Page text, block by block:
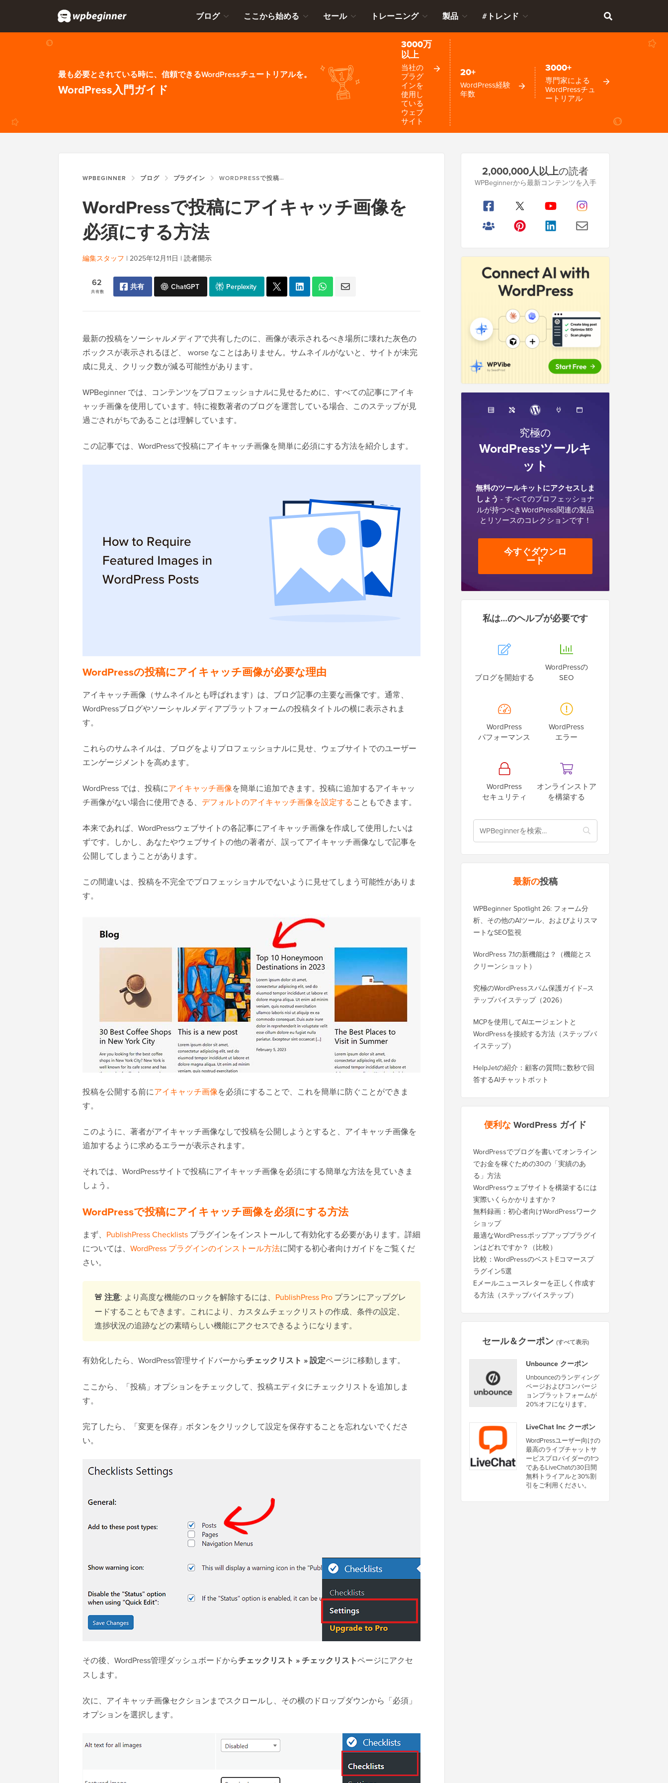
ブログ ここから始める セール トレーニング 製品 #トレンド
最も必要とされている時に、信頼できるWordPressチュートリアルを。
WordPress入門ガイド
3000万
以上
当社の
プラグ
インを
使用し
ている
ウェブ
サイト
20+
WordPress経験
年数
3000+
専門家による
WordPressチュ
ートリアル
WPBEGINNER ブログ プラグイン WORDPRESSで投稿にアイキャッチ画像を必須にする方法
WordPressで投稿にアイキャッチ画像を
必須にする方法
編集スタッフ | 2025年12月11日 | 読者開示
共有数
62 共有 ChatGPT Perplexity
最新の投稿をソーシャルメディアで共有したのに、画像が表示されるべき場所に壊れた灰色の
ボックスが表示されるほど、 worse なことはありません。サムネイルがないと、サイトが未完
成に見え、クリック数が減る可能性があります。
WPBeginner では、コンテンツをプロフェッショナルに見せるために、すべての記事にアイキ
ャッチ画像を使用しています。特に複数著者のブログを運営している場合、このステップが見
過ごされがちであることは理解しています。
この記事では、WordPressで投稿にアイキャッチ画像を簡単に必須にする方法を紹介します。
WordPressの投稿にアイキャッチ画像が必要な理由
アイキャッチ画像（サムネイルとも呼ばれます）は、ブログ記事の主要な画像です。通常、
WordPressブログやソーシャルメディアプラットフォームの投稿タイトルの横に表示されま
す。
これらのサムネイルは、ブログをよりプロフェッショナルに見せ、ウェブサイトでのユーザー
エンゲージメントを高めます。
WordPress では、投稿にアイキャッチ画像を簡単に追加できます。投稿に追加するアイキャッ
チ画像がない場合に使用できる、 デフォルトのアイキャッチ画像を設定することもできます。
本来であれば、WordPressウェブサイトの各記事にアイキャッチ画像を作成して使用したいは
ずです。しかし、あなたやウェブサイトの他の著者が、誤ってアイキャッチ画像なしで記事を
公開してしまうことがあります。
この間違いは、投稿を不完全でプロフェッショナルでないように見せてしまう可能性がありま
す。
投稿を公開する前にアイキャッチ画像を必須にすることで、これを簡単に防ぐことができま
す。
このように、著者がアイキャッチ画像なしで投稿を公開しようとすると、アイキャッチ画像を
追加するように求めるエラーが表示されます。
それでは、WordPressサイトで投稿にアイキャッチ画像を必須にする簡単な方法を見ていきま
しょう。
WordPressで投稿にアイキャッチ画像を必須にする方法
まず、 PublishPress Checklists プラグインをインストールして有効化する必要があります。詳細
については、 WordPress プラグインのインストール方法に関する初心者向けガイドをご覧くだ
さい。
🚨 注意: より高度な機能のロックを解除するには、 PublishPress Pro プランにアップグレ
ードすることもできます。これにより、カスタムチェックリストの作成、条件の設定、
進捗状況の追跡などの素晴らしい機能にアクセスできるようになります。
有効化したら、WordPress管理サイドバーからチェックリスト » 設定ページに移動します。
ここから、「投稿」オプションをチェックして、投稿エディタにチェックリストを追加しま
す。
完了したら、「変更を保存」ボタンをクリックして設定を保存することを忘れないでくださ
い。
その後、WordPress管理ダッシュボードからチェックリスト » チェックリストページにアクセ
スします。
次に、アイキャッチ画像セクションまでスクロールし、その横のドロップダウンから「必須」
オプションを選択します。
サ
ー
2,000,000人以上の読者
WPBeginnerから最新コンテンツを入手
究極の
WordPressツールキ
ット
無料のツールキットにアクセスしま
しょう - すべてのプロフェッショナ
ルが持つべきWordPress関連の製品
とリソースのコレクションです！
今すぐダウンロ
ード
私は…のヘルプが必要です
ブログを開始する
WordPressの
SEO
WordPress
パフォーマンス
WordPress
エラー
WordPress
セキュリティ
オンラインストア
を構築する
最新の投稿
WPBeginner Spotlight 26: フォーム分
析、その他のAIツール、およびよりスマ
ートなSEO監視
WordPress 7.1の新機能は？（機能とス
クリーンショット）
究極のWordPressスパム保護ガイド–ス
テップバイステップ（2026）
MCPを使用してAIエージェントと
WordPressを接続する方法（ステップバ
イステップ）
HelpJetの紹介：顧客の質問に数秒で回
答するAIチャットボット
便利なWordPress ガイド
WordPressでブログを書いてオンライン
でお金を稼ぐための30の「実績のあ
る」方法
WordPressウェブサイトを構築するには
実際いくらかかりますか？
無料録画：初心者向けWordPressワーク
ショップ
最適なWordPressポップアッププラグイ
ンはどれですか？（比較）
比較：WordPressのベストEコマースプ
ラグイン5選
Eメールニュースレターを正しく作成す
る方法（ステップバイステップ）
セール＆クーポン (すべて表示)
Unbounce クーポン
Unbounceのランディング
ページおよびコンバージ
ョンプラットフォームが
20%オフになります。
LiveChat Inc クーポン
WordPressユーザー向けの
最高のライブチャットサ
ービスプロバイダーの1つ
であるLiveChatの30日間
無料トライアルと30%割
引をご利用ください。